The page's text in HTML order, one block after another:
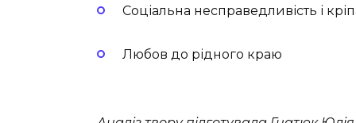
Соціальна несправедливість і
Любов до рідного краю